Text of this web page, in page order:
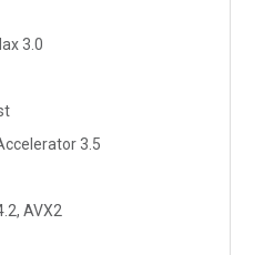
3.0
3.5
AVX2